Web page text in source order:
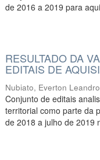
de 2016 a 2019 para
RESULTADO DA
EDITAIS DE
Nubiato, Everton Leandro
Conjunto de editais
territorial como parte da
de 2018 a julho de 2019